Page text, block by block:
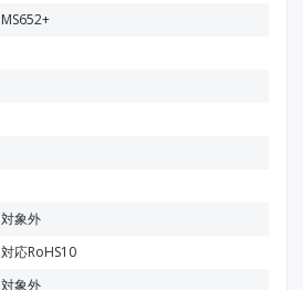
MS652+
対象外
対応RoHS10
対象外